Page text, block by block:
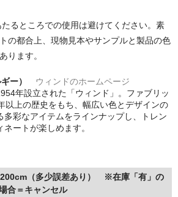
るところでの使用は避けてください。素
の都合上、現物見本やサンプルと製品の色
ります。
ギー） ウィンドのホームページ
年設立された「ウィンド」。ファブリッ
以上の歴史をもち、幅広い色とデザインの
多彩なアイテムをラインナップし、トレン
ートが楽しめます。
（多少誤差あり） ※在庫「有」の
合＝キャンセル